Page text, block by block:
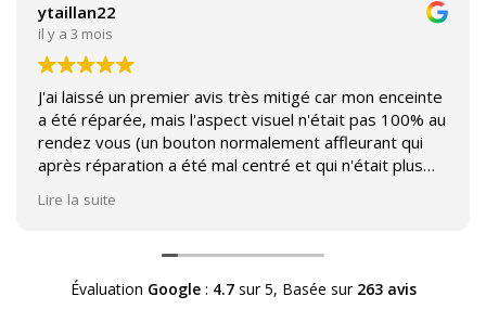
ytaillan22
il y a 3 mois
J'ai laissé un premier avis très mitigé car mon enceinte
a été réparée, mais l'aspect visuel n'était pas 100% au
rendez vous (un bouton normalement affleurant qui
après réparation a été mal centré et qui n'était plus
Héritage afin d'échanger sur mon expérience et on
m'a fourni des explications sur le pourquoi cet aspect
visuel.
Lire la suite
Évaluation Google: 4.7sur 5, Basée sur 263 avis